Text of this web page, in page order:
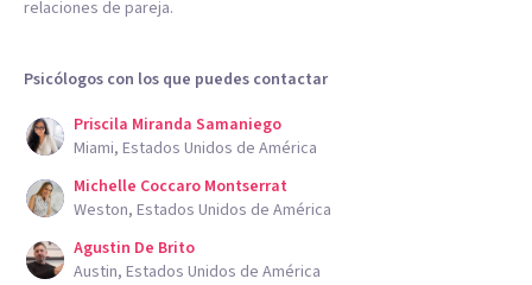
relaciones de pareja.
Psicólogos con los que puedes contactar
Priscila Miranda Samaniego
Miami, Estados Unidos de América
Michelle Coccaro Montserrat
Weston, Estados Unidos de América
Agustin De Brito
Austin, Estados Unidos de América